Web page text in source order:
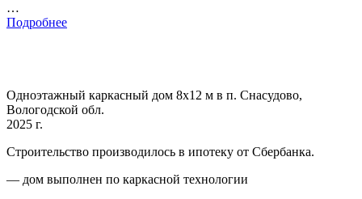
…
Подробнее
Одноэтажный каркасный дом 8х12 м в п. Снасудово,
Вологодской обл.
2025 г.
Строительство производилось в ипотеку от Сбербанка.
— дом выполнен по каркасной технологии